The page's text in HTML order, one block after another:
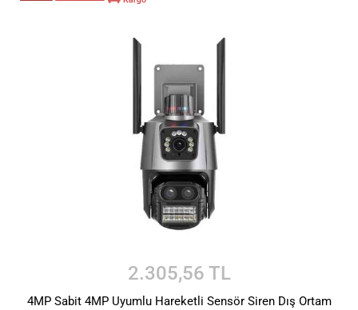
2.305,56 TL
4MP Sabit 4MP Uyumlu Hareketli Sensör Siren Dış Ortam